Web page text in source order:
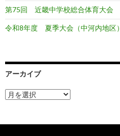
第75回 近畿中学校総合体育大会
令和8年度 夏季大会（中河内地区）
アーカイブ
ア
ー